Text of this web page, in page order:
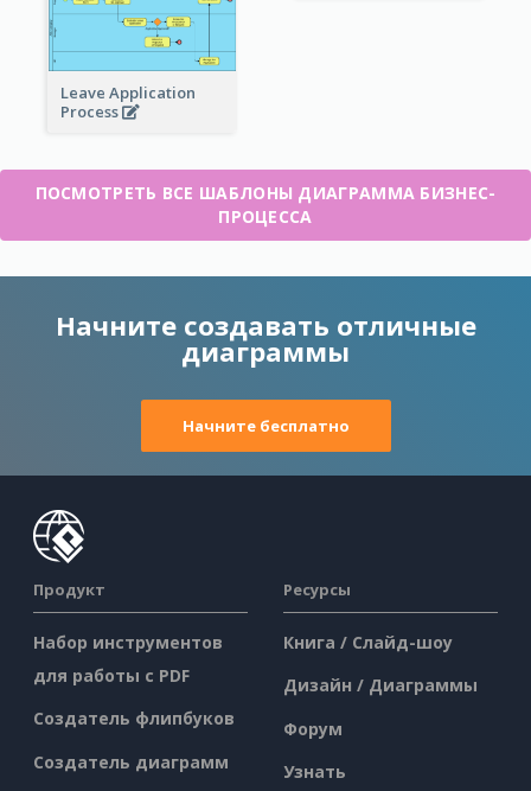
Leave Application
Process
ПОСМОТРЕТЬ ВСЕ ШАБЛОНЫ ДИАГРАММА БИЗНЕС-
ПРОЦЕССА
Начните создавать отличные
диаграммы
Начните бесплатно
Продукт
Набор инструментов
для работы с PDF
Создатель флипбуков
Создатель диаграмм
Ресурсы
Книга / Слайд-шоу
Дизайн / Диаграммы
Форум
Узнать